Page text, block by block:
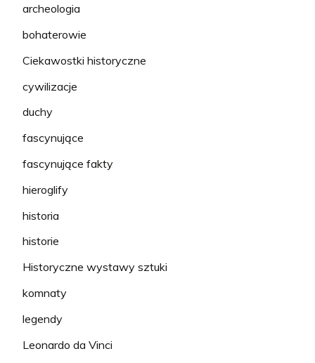
archeologia
bohaterowie
Ciekawostki historyczne
cywilizacje
duchy
fascynujące
fascynujące fakty
hieroglify
historia
historie
Historyczne wystawy sztuki
komnaty
legendy
Leonardo da Vinci